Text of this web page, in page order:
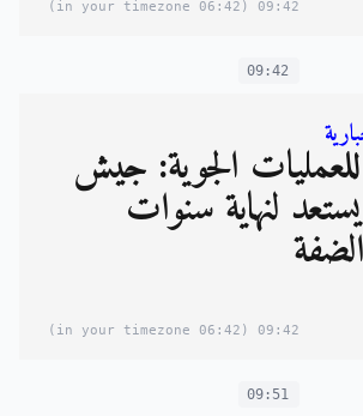
09:42
(06:42 in your timezone)
09:42
للعمليات الجوية: جيش
لنهاية سنوات
09:42
(06:42 in your timezone)
09:51